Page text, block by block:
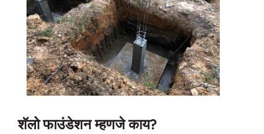
शॅलो फाउंडेशन म्हणजे काय?